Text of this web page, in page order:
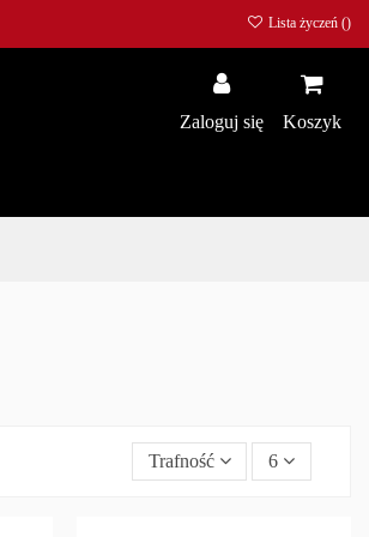
Lista życzeń ()
Zaloguj się Koszyk
Trafność 6